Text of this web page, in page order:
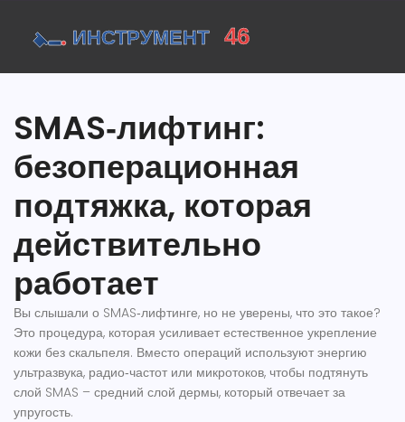
SMAS‑лифтинг:
безоперационная
подтяжка, которая
действительно
работает
Вы слышали о SMAS‑лифтинге, но не уверены, что это такое?
Это процедура, которая усиливает естественное укрепление
кожи без скальпеля. Вместо операций используют энергию
ультразвука, радио‑частот или микротоков, чтобы подтянуть
слой SMAS – средний слой дермы, который отвечает за
упругость.